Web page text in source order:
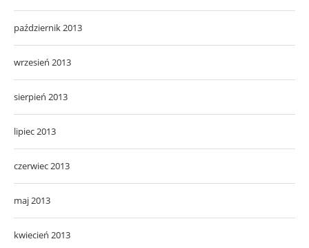
październik 2013
wrzesień 2013
sierpień 2013
lipiec 2013
czerwiec 2013
maj 2013
kwiecień 2013